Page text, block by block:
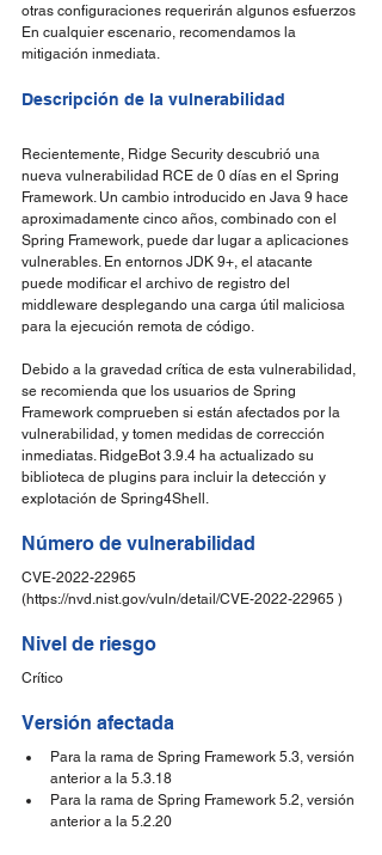
otras configuraciones requerirán algunos esfuerzos
En cualquier escenario, recomendamos la
mitigación inmediata.
Descripción de la vulnerabilidad
Recientemente, Ridge Security descubrió una
nueva vulnerabilidad RCE de 0 días en el Spring
Framework. Un cambio introducido en Java 9 hace
aproximadamente cinco años, combinado con el
Spring Framework, puede dar lugar a aplicaciones
vulnerables. En entornos JDK 9+, el atacante
puede modificar el archivo de registro del
middleware desplegando una carga útil maliciosa
para la ejecución remota de código.
Debido a la gravedad crítica de esta vulnerabilidad,
se recomienda que los usuarios de Spring
Framework comprueben si están afectados por la
vulnerabilidad, y tomen medidas de corrección
inmediatas. RidgeBot 3.9.4 ha actualizado su
biblioteca de plugins para incluir la detección y
explotación de Spring4Shell.
Número de vulnerabilidad
CVE-2022-22965
(https://nvd.nist.gov/vuln/detail/CVE-2022-22965 )
Nivel de riesgo
Crítico
Versión afectada
Para la rama de Spring Framework 5.3, versión
anterior a la 5.3.18
Para la rama de Spring Framework 5.2, versión
anterior a la 5.2.20